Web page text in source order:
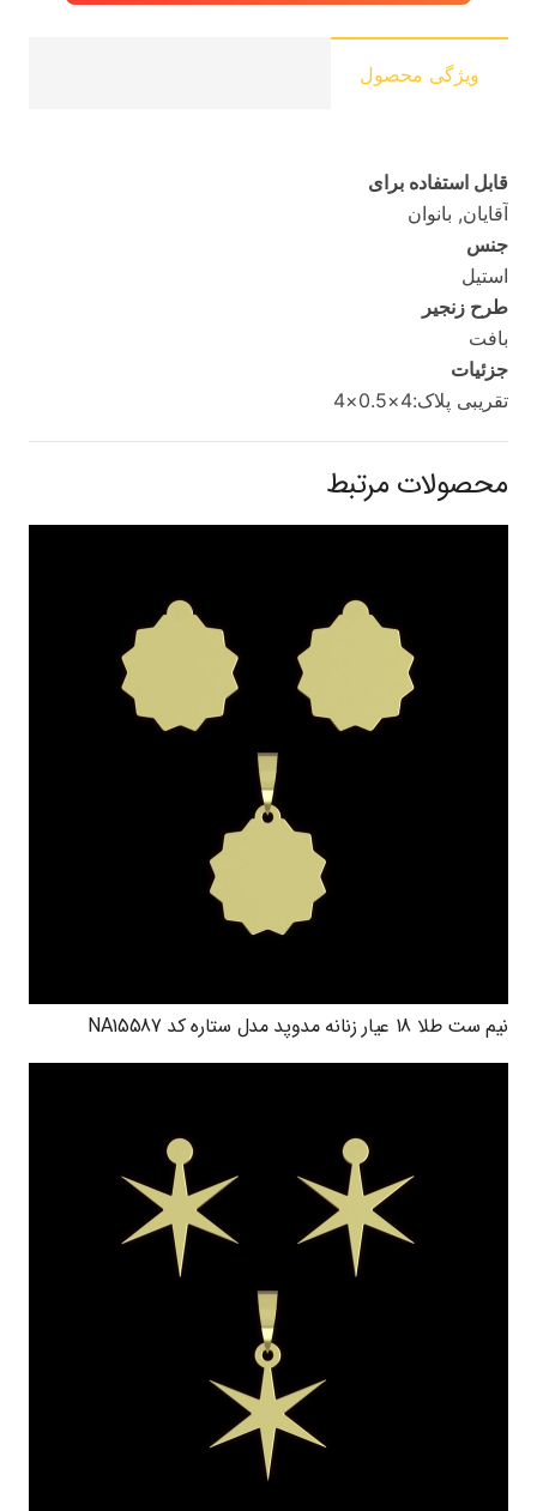
ویژگی محصول
قابل استفاده برای
آقایان, بانوان
جنس
استیل
طرح زنجیر
بافت
جزئیات
تقریبی پلاک:4×0.5×4
محصولات مرتبط
نیم ست طلا 18 عیار زنانه مدوپد مدل ستاره کد NA15587